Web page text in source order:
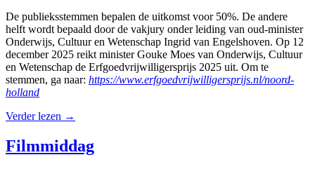
De publieksstemmen bepalen de uitkomst voor 50%. De andere
helft wordt bepaald door de vakjury onder leiding van oud-minister
Onderwijs, Cultuur en Wetenschap Ingrid van Engelshoven. Op 12
december 2025 reikt minister Gouke Moes van Onderwijs, Cultuur
en Wetenschap de Erfgoedvrijwilligersprijs 2025 uit. Om te
stemmen, ga naar: https://www.erfgoedvrijwilligersprijs.nl/noord-
holland
Verder lezen →
Filmmiddag